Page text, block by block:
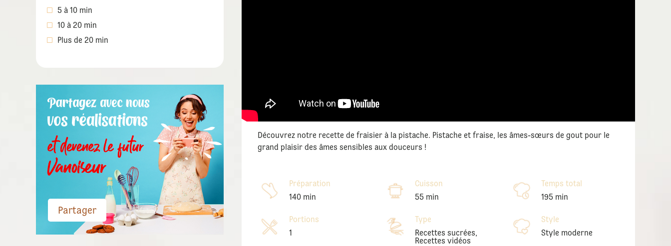
5 à 10 min
10 à 20 min
Plus de 20 min
Partager
Découvrez notre recette de fraisier à la pistache. Pistache et fraise, les âmes-sœurs de gout pour le
grand plaisir des âmes sensibles aux douceurs !
Préparation
140 min
Portions
1
Cuisson
55 min
Type
Recettes sucrées,
Recettes vidéos
Temps total
195 min
Style
Style moderne